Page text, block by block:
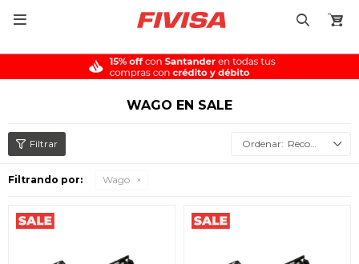

WAGO EN SALE
Recomendados
Filtrando por: Wago